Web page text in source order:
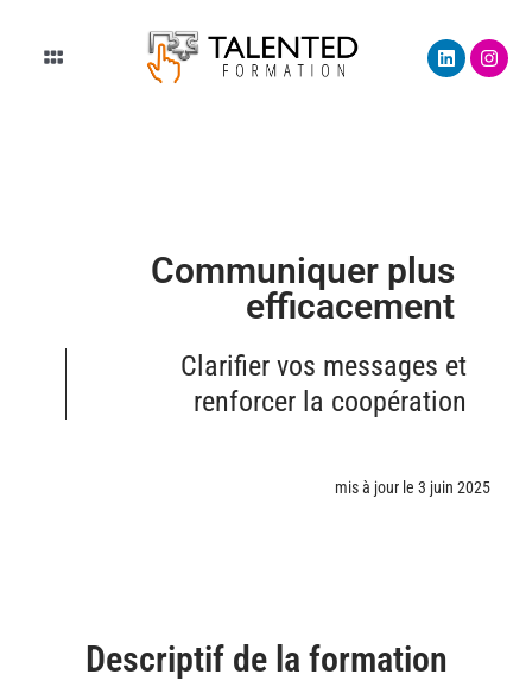
Main
L
i
n
I
n
s
Communiquer plus
efficacement
Clarifier vos messages et
renforcer la coopération
mis à jour le 3 juin 2025
Descriptif de la formation